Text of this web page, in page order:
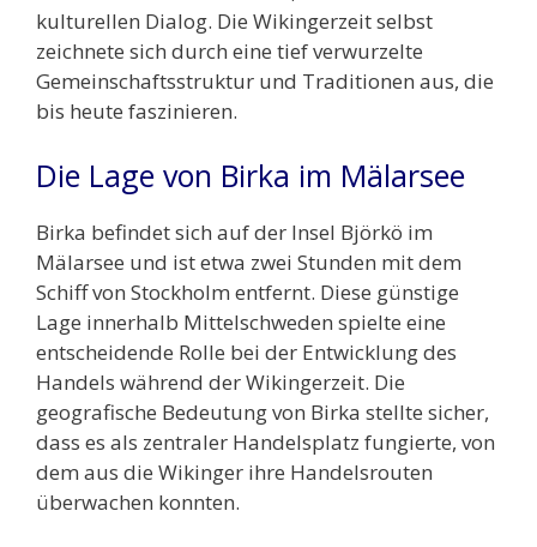
kulturellen Dialog. Die Wikingerzeit selbst
zeichnete sich durch eine tief verwurzelte
Gemeinschaftsstruktur und Traditionen aus, die
bis heute faszinieren.
Die Lage von Birka im Mälarsee
Birka befindet sich auf der Insel Björkö im
Mälarsee und ist etwa zwei Stunden mit dem
Schiff von Stockholm entfernt. Diese günstige
Lage innerhalb Mittelschweden spielte eine
entscheidende Rolle bei der Entwicklung des
Handels während der Wikingerzeit. Die
geografische Bedeutung von Birka stellte sicher,
dass es als zentraler Handelsplatz fungierte, von
dem aus die Wikinger ihre Handelsrouten
überwachen konnten.